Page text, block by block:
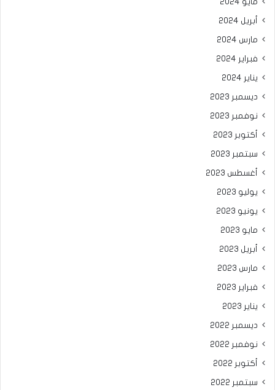
أبريل 2024
مارس 2024
فبراير 2024
يناير 2024
ديسمبر 2023
نوفمبر 2023
أكتوبر 2023
سبتمبر 2023
أغسطس 2023
يوليو 2023
يونيو 2023
مايو 2023
أبريل 2023
مارس 2023
فبراير 2023
يناير 2023
ديسمبر 2022
نوفمبر 2022
أكتوبر 2022
سبتمبر 2022